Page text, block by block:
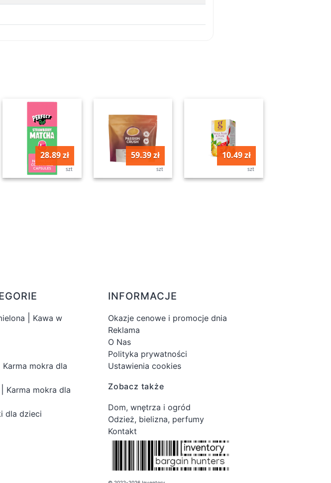
28.89 zł
szt
59.39 zł
szt
10.49 zł
szt
Kawa w
Karma mokra dla
Karma mokra dla
dla dzieci
INFORMACJE
Okazje cenowe i promocje dnia
Reklama
O Nas
Polityka prywatności
Ustawienia cookies
Zobacz także
Dom, wnętrza i ogród
Odzież, bielizna, perfumy
Kontakt